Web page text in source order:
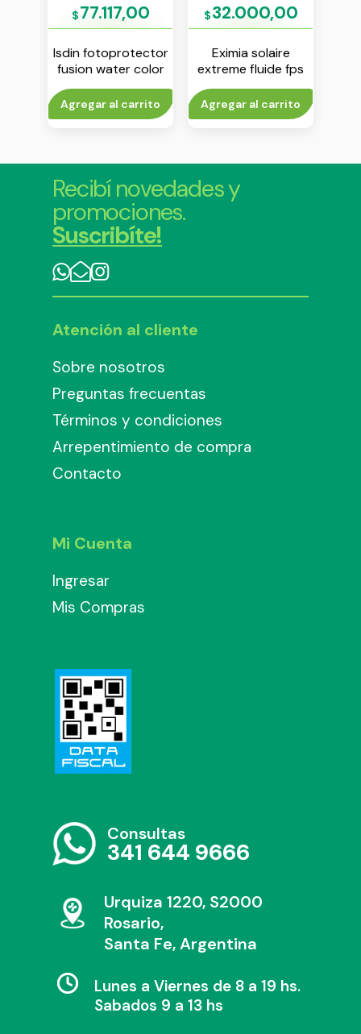
$77.117,00
Isdin fotoprotector
fusion water color
spf50 emulsion 50
ml
Agregar al carrito
$32.000,00
Eximia solaire
extreme fluide fps
50 50 ml
Agregar al carrito
Recibí novedades y
promociones.
Suscribíte!
Atención al cliente
Sobre nosotros
Preguntas frecuentas
Términos y condiciones
Arrepentimiento de compra
Contacto
Mi Cuenta
Ingresar
Mis Compras
Consultas
341 644 9666
Urquiza 1220, S2000
Rosario,
Santa Fe, Argentina
Lunes a Viernes de 8 a 19 hs.
Sabados 9 a 13 hs